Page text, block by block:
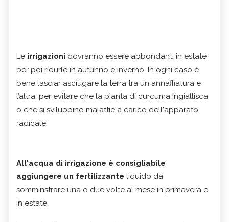
Le irrigazioni dovranno essere abbondanti in estate
per poi ridurle in autunno e inverno. In ogni caso è
bene lasciar asciugare la terra tra un annaffiatura e
l’altra, per evitare che la pianta di curcuma ingiallisca
o che si sviluppino malattie a carico dell'apparato
radicale.
All'acqua di irrigazione è consigliabile
aggiungere un fertilizzante liquido da
somminstrare una o due volte al mese in primavera e
in estate.